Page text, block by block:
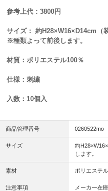
参考上代：3800円
サイズ： 約H28×W16×D14cm（
※種類よって前後します。
材質：ポリエステル100％
仕様：刺繍
入数：10個入
商品管理番号 0260522mo
サイズ
約
します。
素材 ポリエステ
注意事項 メーカー在